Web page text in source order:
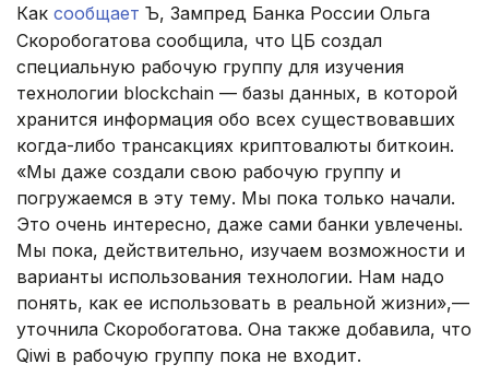
Как сообщает Ъ, Зампред Банка России Ольга
Скоробогатова сообщила, что ЦБ создал
специальную рабочую группу для изучения
технологии blockchain — базы данных, в которой
хранится информация обо всех существовавших
когда-либо трансакциях криптовалюты биткоин.
«Мы даже создали свою рабочую группу и
погружаемся в эту тему. Мы пока только начали.
Это очень интересно, даже сами банки увлечены.
Мы пока, действительно, изучаем возможности и
варианты использования технологии. Нам надо
понять, как ее использовать в реальной жизни»,—
уточнила Скоробогатова. Она также добавила, что
Qiwi в рабочую группу пока не входит.